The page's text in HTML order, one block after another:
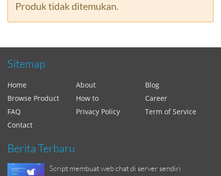
Produk tidak ditemukan.
Sitemap
Home About
Blog
Browse Product
How to
Career
FAQ
Privacy Policy
Term of Service
Contact
Berita Terbaru
Script membuat web chat di server sendiri